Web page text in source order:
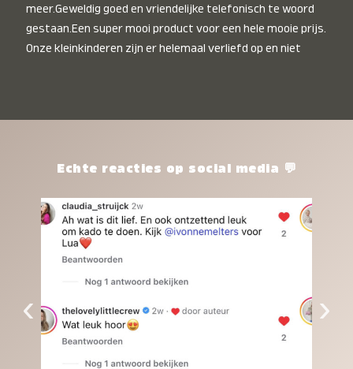
meer.Geweldig goed en vriendelijke telefonisch te woord
gestaan.Een super mooi product voor een hele mooie prijs.
Onze kleinkinderen zijn er helemaal verliefd op en niet
het waard.Echte reacties op social media 💬
‹ ›